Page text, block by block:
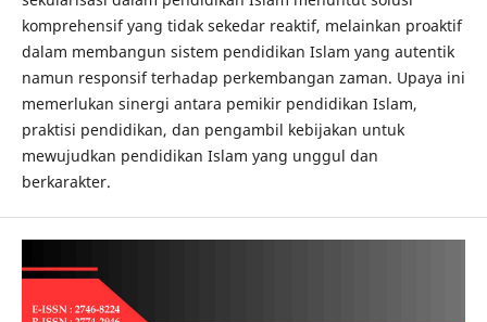
komprehensif yang tidak sekedar reaktif, melainkan proaktif
dalam membangun sistem pendidikan Islam yang autentik
namun responsif terhadap perkembangan zaman. Upaya ini
memerlukan sinergi antara pemikir pendidikan Islam,
praktisi pendidikan, dan pengambil kebijakan untuk
mewujudkan pendidikan Islam yang unggul dan
berkarakter.